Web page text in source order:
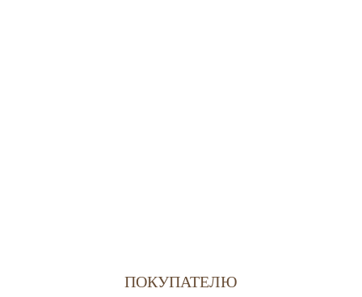
ПОКУПАТЕЛЮ